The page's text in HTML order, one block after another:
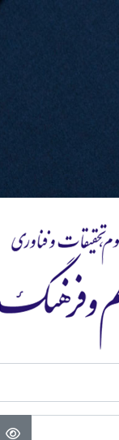
به سامانه